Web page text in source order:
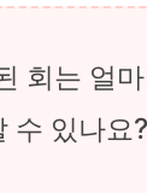
회는 얼
수 있나요